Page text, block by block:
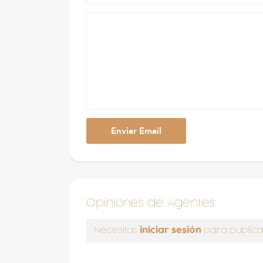
Opiniones de Agentes
Necesitas iniciar sesión para